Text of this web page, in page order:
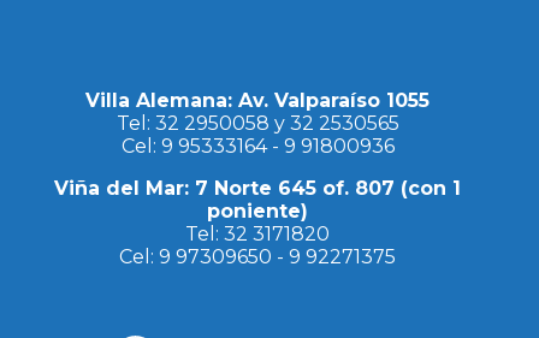
Villa Alemana: Av. Valparaíso 1055
Tel: 32 2950058 y 32 2530565
Cel: 9 95333164- 9 91800936
Viña del Mar: 7 Norte 645 of. 807 (con 1
poniente)
Tel:32 3171820
Cel:9 97309650 -9 92271375